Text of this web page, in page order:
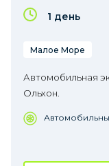
1 день
Малое Море
Автомобильная
Ольхон.